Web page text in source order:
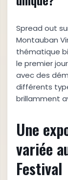
Spread out
Montauban
thématique
le premier
avec des
différents
brillamment
Une
variée
Festival